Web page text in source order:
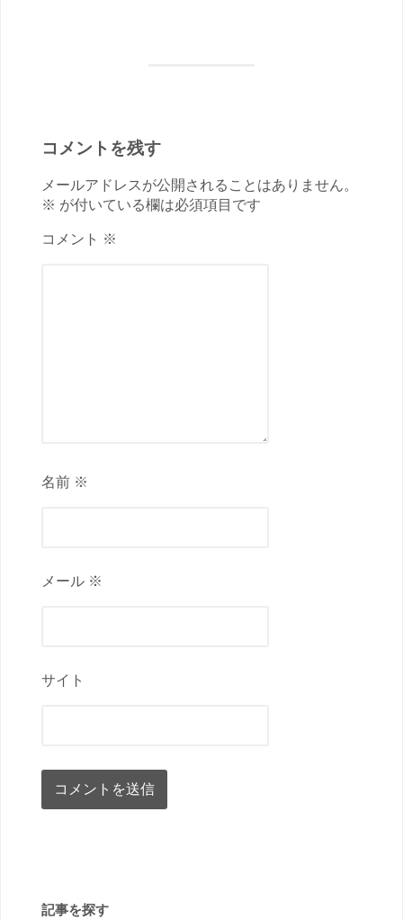
コメントを残す
メールアドレスが公開されることはありません。
※ が付いている欄は必須項目です
コメント ※
名前 ※
メール ※
サイト
記事を探す